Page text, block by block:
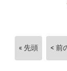
« 先頭 < 前